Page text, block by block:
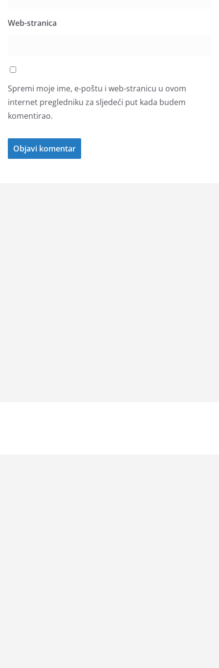
Web-stranica
Spremi moje ime, e-poštu i web-stranicu u ovom
internet pregledniku za sljedeći put kada budem
komentirao.